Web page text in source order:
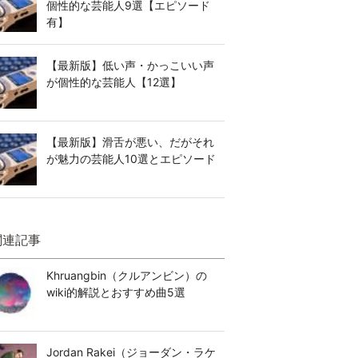
個性的な芸能人9選【エピソード
有】
【最新版】低い声・かっこいい声
が個性的な芸能人【12選】
【最新版】滑舌が悪い、だがそれ
が魅力の芸能人10選とエピソード
記事
Khruangbin（クルアンビン）の
wiki的解説とおすすめ曲5選
Jordan Rakei（ジョーダン・ラケ